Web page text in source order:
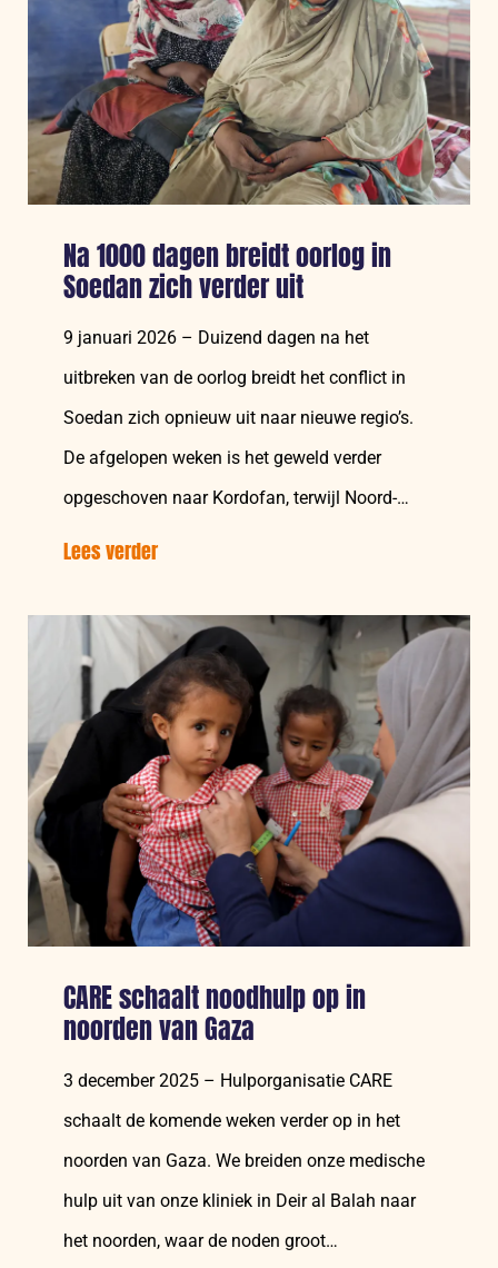
Na 1000 dagen breidt oorlog in
Soedan zich verder uit
9 januari 2026 – Duizend dagen na het
uitbreken van de oorlog breidt het conflict in
Soedan zich opnieuw uit naar nieuwe regio’s.
De afgelopen weken is het geweld verder
opgeschoven naar Kordofan, terwijl Noord-
Darfur grotendeels…
Lees verder
1000
dagen
breidt
oorlog
in
Soedan
zich
verder
uit
CARE schaalt noodhulp op in
noorden van Gaza
3 december 2025 – Hulporganisatie CARE
schaalt de komende weken verder op in het
noorden van Gaza. We breiden onze medische
hulp uit van onze kliniek in Deir al Balah naar
het noorden, waar de noden groot…